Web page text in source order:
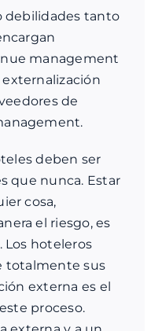
debilidades tanto
management
de
deben ser
que nunca. Estar
cosa,
el riesgo, es
Los hoteleros
totalmente sus
externa es el
proceso.